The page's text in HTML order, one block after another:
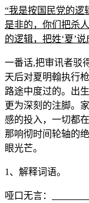
“我是按国民党的逻
是非的，你们把杀
的逻辑，把姓‘夏’
一番话,把审讯者驳
天后对夏明翰执行
路途中度过的。出
更为深刻的注脚。
感的投入，一切都
那响彻时间轮轴的
眼光芒。
1、解释词语。
哑口无言：